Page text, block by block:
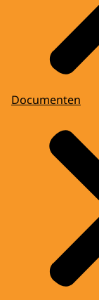
Documenten